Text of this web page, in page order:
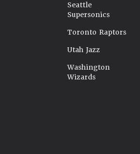
Seattle
Supersonics
Toronto Raptors
Utah Jazz
Washington
Wizards